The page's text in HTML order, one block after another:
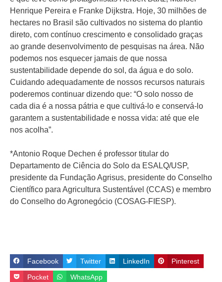
Henrique Pereira e Franke Dijkstra. Hoje, 30 milhões de
hectares no Brasil são cultivados no sistema do plantio
direto, com contínuo crescimento e consolidado graças
ao grande desenvolvimento de pesquisas na área. Não
podemos nos esquecer jamais de que nossa
sustentabilidade depende do sol, da água e do solo.
Cuidando adequadamente de nossos recursos naturais
poderemos continuar dizendo que: “O solo nosso de
cada dia é a nossa pátria e que cultivá-lo e conservá-lo
garantem a sustentabilidade e nossa vida: até que ele
nos acolha”.
*Antonio Roque Dechen é professor titular do
Departamento de Ciência do Solo da ESALQ/USP,
presidente da Fundação Agrisus, presidente do Conselho
Científico para Agricultura Sustentável (CCAS) e membro
do Conselho do Agronegócio (COSAG-FIESP).
Facebook Twitter LinkedIn Pinterest
Pocket WhatsApp